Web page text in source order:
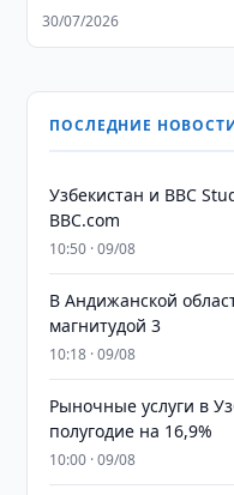
30/07/2026
ПОСЛЕДНИЕ
Узбекистан и BBC
BBC.com
10:50 · 09/08
В Андижанской
магнитудой 3
10:18 · 09/08
Рыночные услуги в
полугодие на 16,9%
10:00 · 09/08